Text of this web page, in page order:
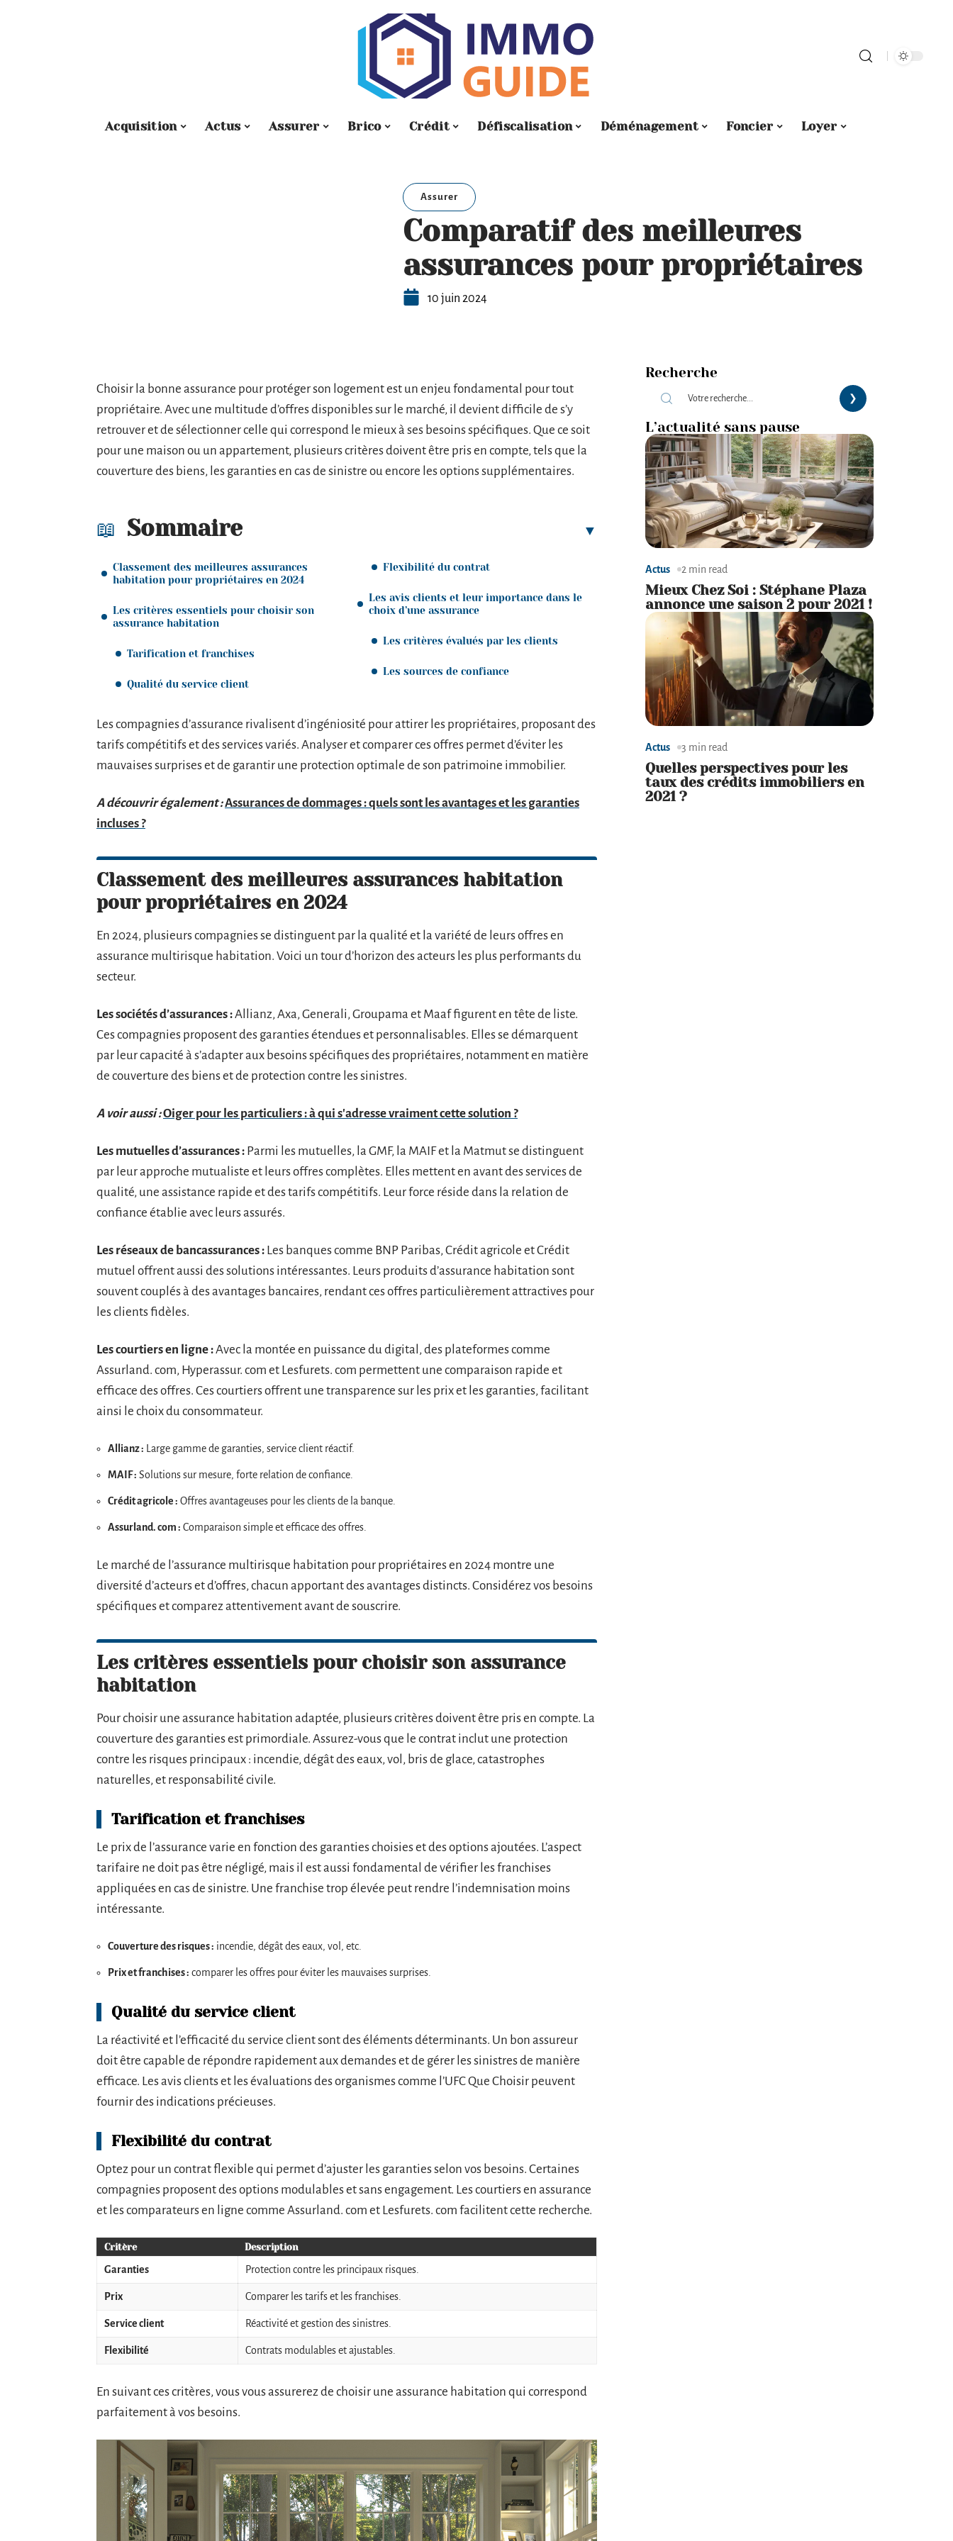
Acquisition Actus Assurer Brico Crédit Défiscalisation Déménagement Foncier Loyer
Assurer
Comparatif des meilleures
assurances pour propriétaires
10 juin 2024
Choisir la bonne assurance pour protéger son logement est un enjeu fondamental pour tout
propriétaire. Avec une multitude d’offres disponibles sur le marché, il devient difficile de s’y
retrouver et de sélectionner celle qui correspond le mieux à ses besoins spécifiques. Que ce soit
pour une maison ou un appartement, plusieurs critères doivent être pris en compte, tels que la
couverture des biens, les garanties en cas de sinistre ou encore les options supplémentaires.
Sommaire
Classement des meilleures assurances
habitation pour propriétaires en 2024
Les critères essentiels pour choisir son
assurance habitation
Tarification et franchises
Qualité du service client
Flexibilité du contrat
Les avis clients et leur importance dans le
choix d’une assurance
Les critères évalués par les clients
Les sources de confiance
Les compagnies d’assurance rivalisent d’ingéniosité pour attirer les propriétaires, proposant des
tarifs compétitifs et des services variés. Analyser et comparer ces offres permet d’éviter les
mauvaises surprises et de garantir une protection optimale de son patrimoine immobilier.
A découvrir également :Assurances de dommages : quels sont les avantages et les garanties
incluses ?
Classement des meilleures assurances habitation
pour propriétaires en 2024
En 2024, plusieurs compagnies se distinguent par la qualité et la variété de leurs offres en
assurance multirisque habitation. Voici un tour d’horizon des acteurs les plus performants du
secteur.
Les sociétés d’assurances :Allianz, Axa, Generali, Groupama et Maaf figurent en tête de liste.
Ces compagnies proposent des garanties étendues et personnalisables. Elles se démarquent
par leur capacité à s’adapter aux besoins spécifiques des propriétaires, notamment en matière
de couverture des biens et de protection contre les sinistres.
A voir aussi :Oiger pour les particuliers : à qui s'adresse vraiment cette solution ?
Les mutuelles d’assurances : Parmi les mutuelles, la GMF, la MAIF et la Matmut se distinguent
par leur approche mutualiste et leurs offres complètes. Elles mettent en avant des services de
qualité, une assistance rapide et des tarifs compétitifs. Leur force réside dans la relation de
confiance établie avec leurs assurés.
Les réseaux de bancassurances : Les banques comme BNP Paribas, Crédit agricole et Crédit
mutuel offrent aussi des solutions intéressantes. Leurs produits d’assurance habitation sont
souvent couplés à des avantages bancaires, rendant ces offres particulièrement attractives pour
les clients fidèles.
Les courtiers en ligne :Avec la montée en puissance du digital, des plateformes comme
Assurland. com, Hyperassur. com et Lesfurets. com permettent une comparaison rapide et
efficace des offres. Ces courtiers offrent une transparence sur les prix et les garanties, facilitant
ainsi le choix du consommateur.
Allianz : Large gamme de garanties, service client réactif.
MAIF : Solutions sur mesure, forte relation de confiance.
Crédit agricole : Offres avantageuses pour les clients de la banque.
Assurland. com : Comparaison simple et efficace des offres.
Le marché de l’assurance multirisque habitation pour propriétaires en 2024 montre une
diversité d’acteurs et d’offres, chacun apportant des avantages distincts. Considérez vos besoins
spécifiques et comparez attentivement avant de souscrire.
Les critères essentiels pour choisir son assurance
habitation
Pour choisir une assurance habitation adaptée, plusieurs critères doivent être pris en compte. La
couverture des garanties est primordiale. Assurez-vous que le contrat inclut une protection
contre les risques principaux : incendie, dégât des eaux, vol, bris de glace, catastrophes
naturelles, et responsabilité civile.
Tarification et franchises
Le prix de l’assurance varie en fonction des garanties choisies et des options ajoutées. L’aspect
tarifaire ne doit pas être négligé, mais il est aussi fondamental de vérifier les franchises
appliquées en cas de sinistre. Une franchise trop élevée peut rendre l’indemnisation moins
intéressante.
Couverture des risques : incendie, dégât des eaux, vol, etc.
Prix et franchises : comparer les offres pour éviter les mauvaises surprises.
Qualité du service client
La réactivité et l’efficacité du service client sont des éléments déterminants. Un bon assureur
doit être capable de répondre rapidement aux demandes et de gérer les sinistres de manière
efficace. Les avis clients et les évaluations des organismes comme l’UFC Que Choisir peuvent
fournir des indications précieuses.
Flexibilité du contrat
Optez pour un contrat flexible qui permet d’ajuster les garanties selon vos besoins. Certaines
compagnies proposent des options modulables et sans engagement. Les courtiers en assurance
et les comparateurs en ligne comme Assurland. com et Lesfurets. com facilitent cette recherche.
Critère Description
Garanties Protection contre les principaux risques.
Prix Comparer les tarifs et les franchises.
Service client Réactivité et gestion des sinistres.
Flexibilité Contrats modulables et ajustables.
En suivant ces critères, vous vous assurerez de choisir une assurance habitation qui correspond
parfaitement à vos besoins.
Recherche
L’actualité sans pause
Actus 2 min read
Mieux Chez Soi : Stéphane Plaza
annonce une saison 2 pour 2021 !
Actus 3 min read
Quelles perspectives pour les
taux des crédits immobiliers en
2021 ?